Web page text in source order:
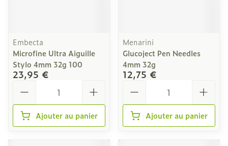
Embecta
Microfine Ultra Aiguille
Stylo 4mm 32g 100
23,95 €
Ajouter au panier
Menarini
Glucoject Pen Needles
4mm 32g
12,75 €
Ajouter au panier